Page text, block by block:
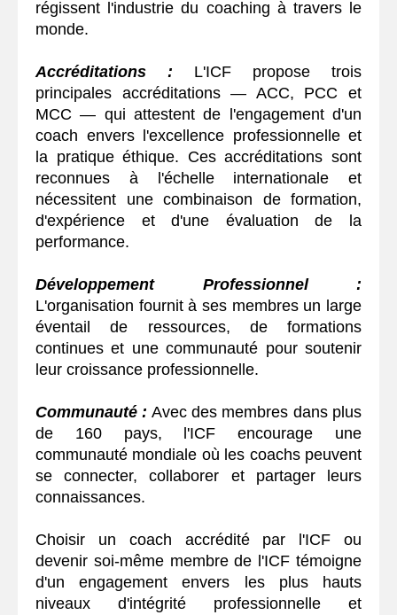
régissent l'industrie du coaching à travers le
monde.
Accréditations : L'ICF propose trois
principales accréditations — ACC, PCC et
MCC — qui attestent de l'engagement d'un
coach envers l'excellence professionnelle et
la pratique éthique. Ces accréditations sont
reconnues à l'échelle internationale et
nécessitent une combinaison de formation,
d'expérience et d'une évaluation de la
performance.
Développement Professionnel :
L'organisation fournit à ses membres un large
éventail de ressources, de formations
continues et une communauté pour soutenir
leur croissance professionnelle.
Communauté : Avec des membres dans plus
de 160 pays, l'ICF encourage une
communauté mondiale où les coachs peuvent
se connecter, collaborer et partager leurs
connaissances.
Choisir un coach accrédité par l'ICF ou
devenir soi-même membre de l'ICF témoigne
d'un engagement envers les plus hauts
niveaux d'intégrité professionnelle et